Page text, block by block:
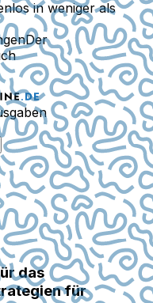
in weniger als
Der
das
für